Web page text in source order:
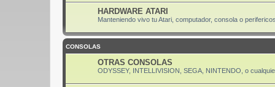
HARDWARE ATARI
Manteniendo vivo tu Atari, computador, consola o
CONSOLAS
OTRAS CONSOLAS
ODYSSEY, INTELLIVISION, SEGA, NINTENDO, o